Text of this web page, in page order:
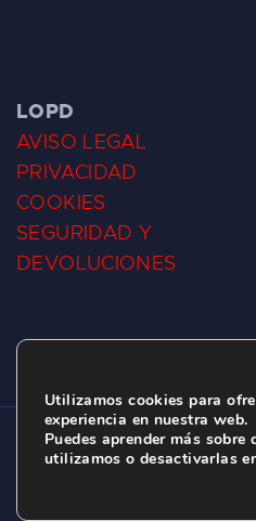
LOPD
AVISO LEGAL
PRIVACIDAD
COOKIES
SEGURIDAD Y
DEVOLUCIONES
CLUB DE SURF LAS DUNAS
C/ BERNARDO ÁLVAREZ
Utilizamos cookies para
experiencia en nuestra web.
Puedes aprender más sobre
utilizamos o desactivarlas